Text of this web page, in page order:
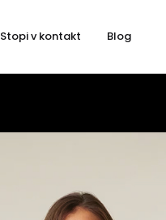
Stopi v kontakt Blog